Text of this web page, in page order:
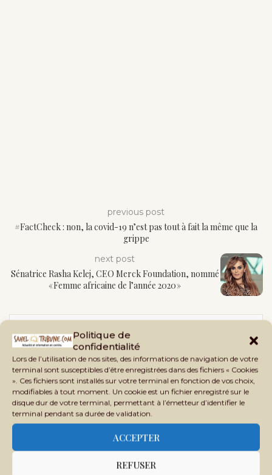
Politique de
confidentialité
Lors de l’utilisation de nos sites, des informations de navigation de votre
terminal sont susceptibles d’être enregistrées dans des fichiers « Cookies
». Ces fichiers sont installés sur votre terminal en fonction de vos choix,
modifiables à tout moment. Un cookie est un fichier enregistré sur le
disque dur de votre terminal, permettant à l’émetteur d’identifier le
terminal pendant sa durée de validation.
ACCEPTER
REFUSER
previous post
#FactCheck : non, la covid-19 n’est pas tout à fait la même que la
grippe
next post
Sénatrice Rasha Kelej, CEO Merck Foundation, nommé
« Femme africaine de l’année 2020 »
SAHEL TRIBUNE
Sahel Tribune est un site d’informations générales,
d’analyses, d’enquêtes et de vérification des faits,
crée en 2020 au Mali, sous le nom Phileingora. C’est
en 2021 que ce nom bascule vers Sahel Tribune afin